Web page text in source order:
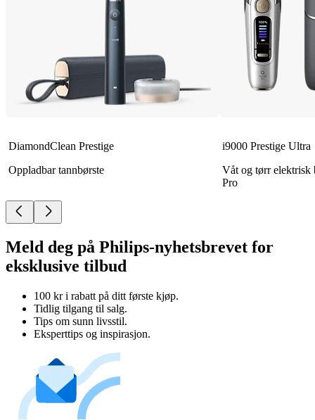
DiamondClean Prestige
Oppladbar tannbørste
i9000 Prestige Ultra
Våt og tørr elektrisk
Pro
Meld deg på Philips-nyhetsbrevet for
eksklusive tilbud
100 kr i rabatt på ditt første kjøp.
Tidlig tilgang til salg.
Tips om sunn livsstil.
Eksperttips og inspirasjon.